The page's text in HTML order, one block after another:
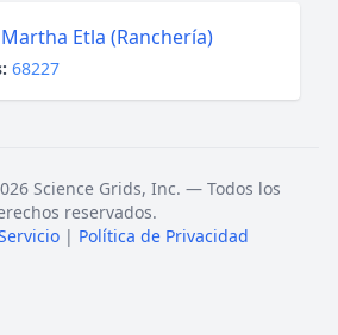
Etla (Ranchería)
68227
Science Grids, Inc. — Todos los
reservados.
| Política de Privacidad